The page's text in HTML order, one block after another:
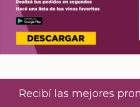
Recibí las mejores